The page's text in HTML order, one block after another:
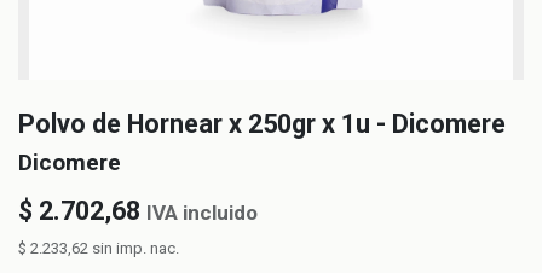
Polvo de Hornear x 250gr x 1u - Dicomere
Dicomere
$ 2.702,68 IVA incluido
$ 2.233,62 sin imp. nac.